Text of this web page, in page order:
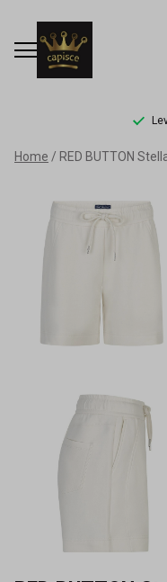
RED
BUTTON
Stella
short
scuba
Capisce
Mode
Home RED BUTTON